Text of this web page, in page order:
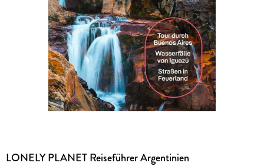
LONELY PLANET Reiseführer Argentinien